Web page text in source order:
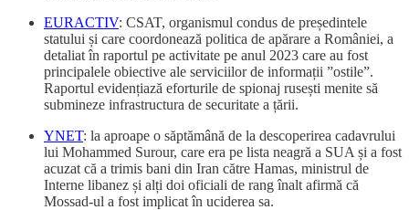
EURACTIV: CSAT, organismul condus de președintele
statului și care coordonează politica de apărare a României, a
detaliat în raportul pe activitate pe anul 2023 care au fost
principalele obiective ale serviciilor de informații ”ostile”.
Raportul evidențiază eforturile de spionaj rusești menite să
submineze infrastructura de securitate a țării.
YNET: la aproape o săptămână de la descoperirea cadavrului
lui Mohammed Surour, care era pe lista neagră a SUA și a fost
acuzat că a trimis bani din Iran către Hamas, ministrul de
Interne libanez și alți doi oficiali de rang înalt afirmă că
Mossad-ul a fost implicat în uciderea sa.